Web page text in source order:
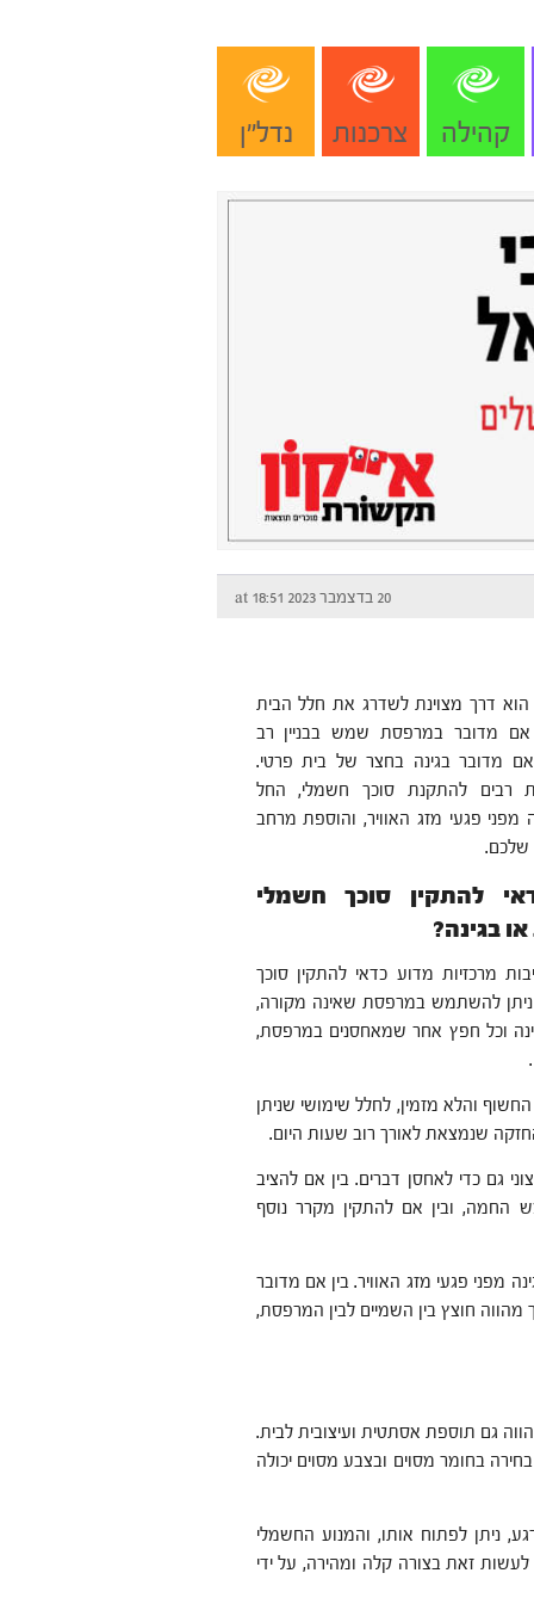
קהילה צרכנות נדל"ן
20 בדצמבר 2023 at 18:51
הוא דרך מצוינת לשדרג את חלל הבית
אם מדובר במרפסת שמש בבניין רב
אם מדובר בגינה בחצר של בית פרטי.
רבים להתקנת סוכך חשמלי, החל
מפני פגעי מזג האוויר, והוספת מרחב
שלכם.
להתקין סוכך חשמלי
בגינה?
מרכזיות מדוע כדאי להתקין סוכך
ניתן להשתמש במרפסת שאינה מקורה,
וכל חפץ אחר שמאחסנים במרפסת,
והלא מזמין, לחלל שימושי שניתן
שנמצאת לאורך רוב שעות היום.
גם כדי לאחסן דברים. בין אם להציב
החמה, ובין אם להתקין מקרר נוסף
מפני פגעי מזג האוויר. בין אם מדובר
מהווה חוצץ בין השמיים לבין המרפסת,
גם תוספת אסתטית ועיצובית לבית.
בחומר מסוים ובצבע מסוים יכולה
ניתן לפתוח אותו, והמנוע החשמלי
לעשות זאת בצורה קלה ומהירה, על ידי